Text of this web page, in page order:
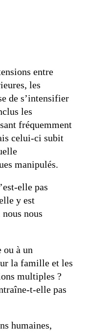
entre
les
de s’intensifier
les
fréquemment
celui-ci subit
manipulés.
elle pas
y est
nous
à un
la famille et les
multiples ?
t-elle pas
humaines,